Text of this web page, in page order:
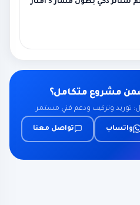
NEXCURT-KIT-5M-Z-C — طقم ستائر ذكي بطول مسار 5 أمتار
ضمن مشروع متكامل؟
توريد وتركيب ودعم فني مستمر.
واتساب تواصل معنا